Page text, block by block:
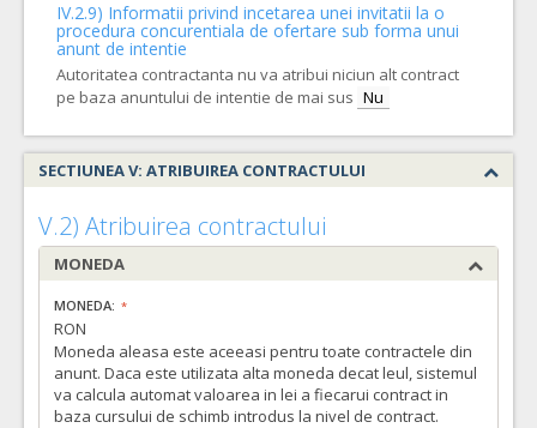
IV.2.9) Informatii privind incetarea unei invitatii la o
procedura concurentiala de ofertare sub forma unui
anunt de intentie
Autoritatea contractanta nu va atribui niciun alt contract
pe baza anuntului de intentie de mai sus Nu
SECTIUNEA V: ATRIBUIREA CONTRACTULUI
V.2) Atribuirea contractului
MONEDA
MONEDA:
RON
Moneda aleasa este aceeasi pentru toate contractele din
anunt. Daca este utilizata alta moneda decat leul, sistemul
va calcula automat valoarea in lei a fiecarui contract in
baza cursului de schimb introdus la nivel de contract.